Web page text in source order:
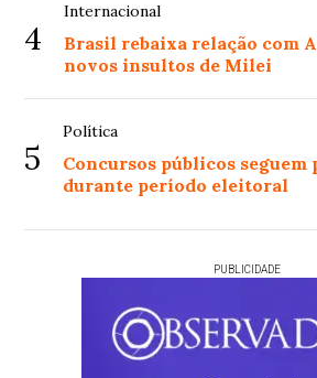
4
Internacional
Brasil rebaixa relação com
novos insultos de Milei
5
Política
Concursos públicos seguem
durante período eleitoral
PUBLICIDADE